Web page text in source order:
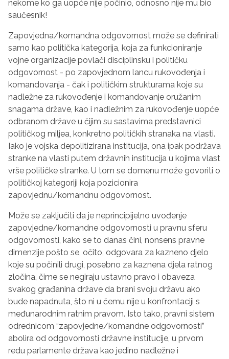
nekome ko ga uopće nije počinio, odnosno nije mu bio
saučesnik!
Zapovjedna/komandna odgovornost može se definirati
samo kao politička kategorija, koja za funkcioniranje
vojne organizacije povlači disciplinsku i političku
odgovornost - po zapovjednom lancu rukovođenja i
komandovanja - čak i političkim strukturama koje su
nadležne za rukovođenje i komandovanje oružanim
snagama države, kao i nadležnim za rukovođenje uopće
odbranom države u čijim su sastavima predstavnici
političkog miljea, konkretno političkih stranaka na vlasti.
Iako je vojska depolitizirana institucija, ona ipak podržava
stranke na vlasti putem državnih institucija u kojima vlast
vrše političke stranke. U tom se domenu može govoriti o
političkoj kategoriji koja pozicionira
zapovjednu/komandnu odgovornost.
Može se zaključiti da je neprincipijelno uvođenje
zapovjedne/komandne odgovornosti u pravnu sferu
odgovornosti, kako se to danas čini, nonsens pravne
dimenzije pošto se, očito, odgovara za kazneno djelo
koje su počinili drugi, posebno za kaznena djela ratnog
zločina, čime se negiraju ustavno pravo i obaveza
svakog građanina države da brani svoju državu ako
bude napadnuta, što ni u čemu nije u konfrontaciji s
međunarodnim ratnim pravom. Isto tako, pravni sistem
odrednicom “zapovjedne/komandne odgovornosti”
abolira od odgovornosti državne institucije, u prvom
redu parlamente država kao jedino nadležne i